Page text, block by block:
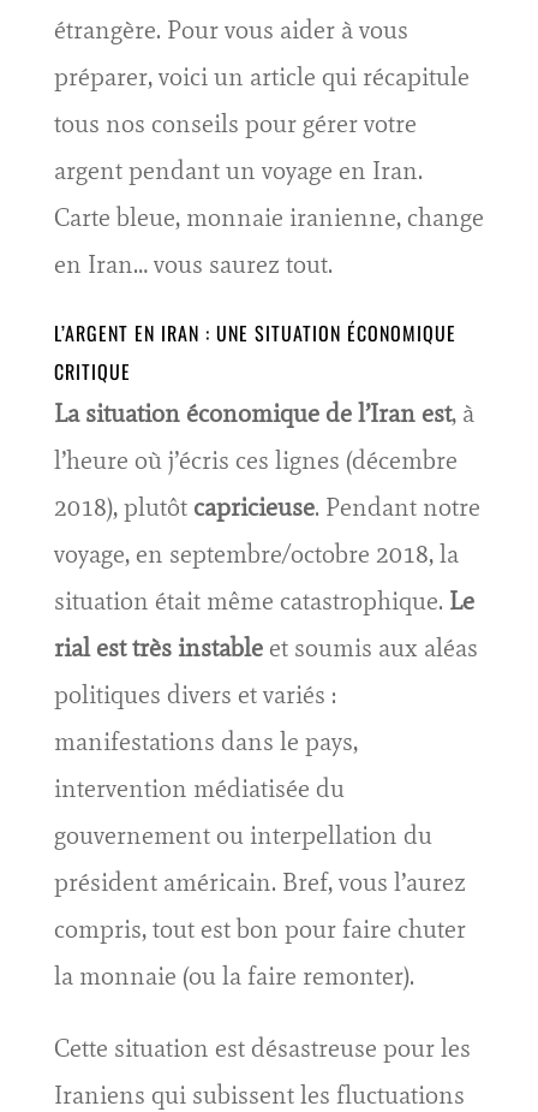
étrangère. Pour vous aider à vous
préparer, voici un article qui récapitule
tous nos conseils pour gérer votre
argent pendant un voyage en Iran.
Carte bleue, monnaie iranienne, change
en Iran… vous saurez tout.
L’ARGENT EN IRAN : UNE SITUATION ÉCONOMIQUE
CRITIQUE
La situation économique de l’Iran est, à
l’heure où j’écris ces lignes (décembre
2018), plutôt capricieuse. Pendant notre
voyage, en septembre/octobre 2018, la
situation était même catastrophique. Le
rial est très instableet soumis aux aléas
politiques divers et variés :
manifestations dans le pays,
intervention médiatisée du
gouvernement ou interpellation du
président américain. Bref, vous l’aurez
compris, tout est bon pour faire chuter
la monnaie (ou la faire remonter).
Cette situation est désastreuse pour les
Iraniens qui subissent les fluctuations